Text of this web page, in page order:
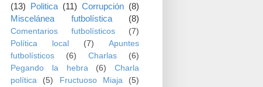
(13) Politica (11) Corrupción (8)
Miscelánea futbolística
(8)
Comentarios futbolísticos
(7)
Política local
(7)
Apuntes
futbolísticos
(6) Charlas
(6)
Pegando la hebra
(6)
Charla
política
(5) Fructuoso Miaja
(5)